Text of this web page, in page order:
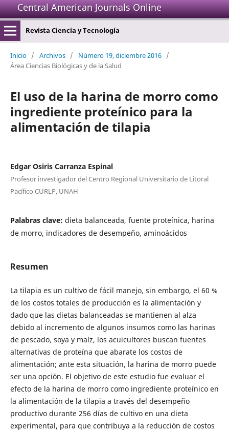
Central American Journals Online
Revista Ciencia y Tecnología
Inicio / Archivos / Número 19, diciembre 2016 /
Área Ciencias Biológicas y de la Salud
El uso de la harina de morro como
ingrediente proteínico para la
alimentación de tilapia
Edgar Osiris Carranza Espinal
Profesor investigador del Centro Regional Universitario de Litoral
Pacífico CURLP, UNAH
Palabras clave: dieta balanceada, fuente proteínica, harina
de morro, indicadores de desempeño, aminoácidos
Resumen
La tilapia es un cultivo de fácil manejo, sin embargo, el 60 %
de los costos totales de producción es la alimentación y
dado que las dietas balanceadas se mantienen al alza
debido al incremento de algunos insumos como las harinas
de pescado, soya y maíz, los acuicultores buscan fuentes
alternativas de proteína que abarate los costos de
alimentación; ante esta situación, la harina de morro puede
ser una opción. El objetivo de este estudio fue evaluar el
efecto de la harina de morro como ingrediente proteínico en
la alimentación de la tilapia a través del desempeño
productivo durante 256 días de cultivo en una dieta
experimental, para que contribuya a la reducción de costos